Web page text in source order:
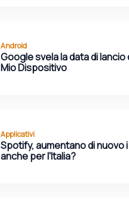
Android
Google svela la data di
Mio Dispositivo
Applicativi
Spotify, aumentano di nuovo
anche per l'Italia?